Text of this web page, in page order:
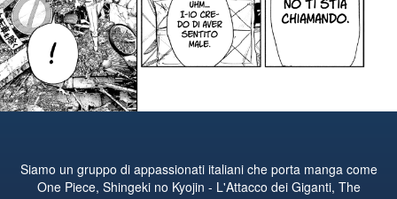
Siamo un gruppo di appassionati italiani che porta manga come
One Piece, Shingeki no Kyojin - L'Attacco dei Giganti, The